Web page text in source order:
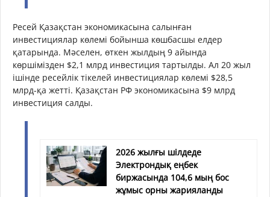
Ресей Қазақстан экономикасына салынған
инвестициялар көлемі бойынша көшбасшы елдер
қатарында. Мәселен, өткен жылдың 9 айында
көршімізден $2,1 млрд инвестиция тартылды. Ал 20 жыл
ішінде ресейлік тікелей инвестициялар көлемі $28,5
млрд-қа жетті. Қазақстан РФ экономикасына $9 млрд
инвестиция салды.
2026 жылғы шілдеде
Электрондық еңбек
биржасында 104,6 мың бос
жұмыс орны жарияланды